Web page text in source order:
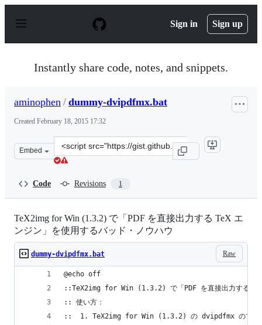
p
Sign in Sign up
Instantly share code, notes, and snippets.
aminophen / dummy-dvipdfmx.bat
Created February 18, 2015 17:32
Embed
Clone
this
Code Revisions 1
TeX2img for Win (1.3.2) で「PDF を直接出力する TeX エ
ンジン」を使用するバッド・ノウハウ
Raw
dummy-dvipdfmx.bat
@echo off
::TeX2img for Win (1.3.2) で「PDF を直接出力する TeX
:: 使い方：
::  1. TeX2img for Win (1.3.2) の dvipdfmx のプログラ